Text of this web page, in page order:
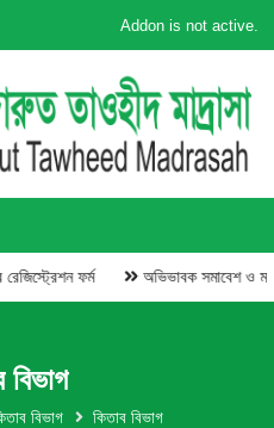
Addon is not active.
ফর্ম অভিভাবক সমাবেশ ও
বিভাগ
বিভাগ কিতাব বিভাগ